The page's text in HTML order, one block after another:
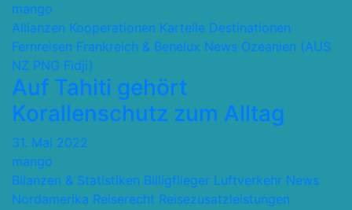
mango
Allianzen Kooperationen Kartelle Destinationen
Fernreisen Frankreich & Benelux News Ozeanien (AUS
NZ PNG Fidji)
Auf Tahiti gehört
Korallenschutz zum Alltag
31. Mai 2022
mango
Bilanzen & Statistiken Billigflieger Luftverkehr News
Nordamerika Reiserecht Reisezusatzleistungen